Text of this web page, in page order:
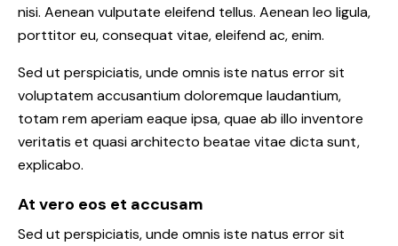
nisi. Aenean vulputate eleifend tellus. Aenean leo ligula,
porttitor eu, consequat vitae, eleifend ac, enim.
Sed ut perspiciatis, unde omnis iste natus error sit
voluptatem accusantium doloremque laudantium,
totam rem aperiam eaque ipsa, quae ab illo inventore
veritatis et quasi architecto beatae vitae dicta sunt,
explicabo.
At vero eos et accusam
Sed ut perspiciatis, unde omnis iste natus error sit